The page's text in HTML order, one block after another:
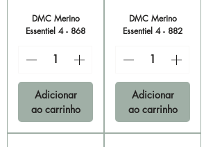
DMC Merino
Essentiel 4 - 868
Adicionar
ao carrinho
DMC Merino
Essentiel 4 - 882
Adicionar
ao carrinho